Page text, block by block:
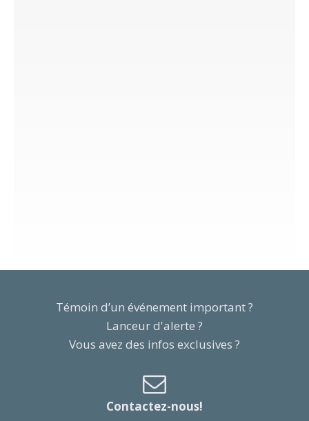
Témoin d’un événement important ?
Lanceur d'alerte ?
Vous avez des infos exclusives ?
Contactez-nous!